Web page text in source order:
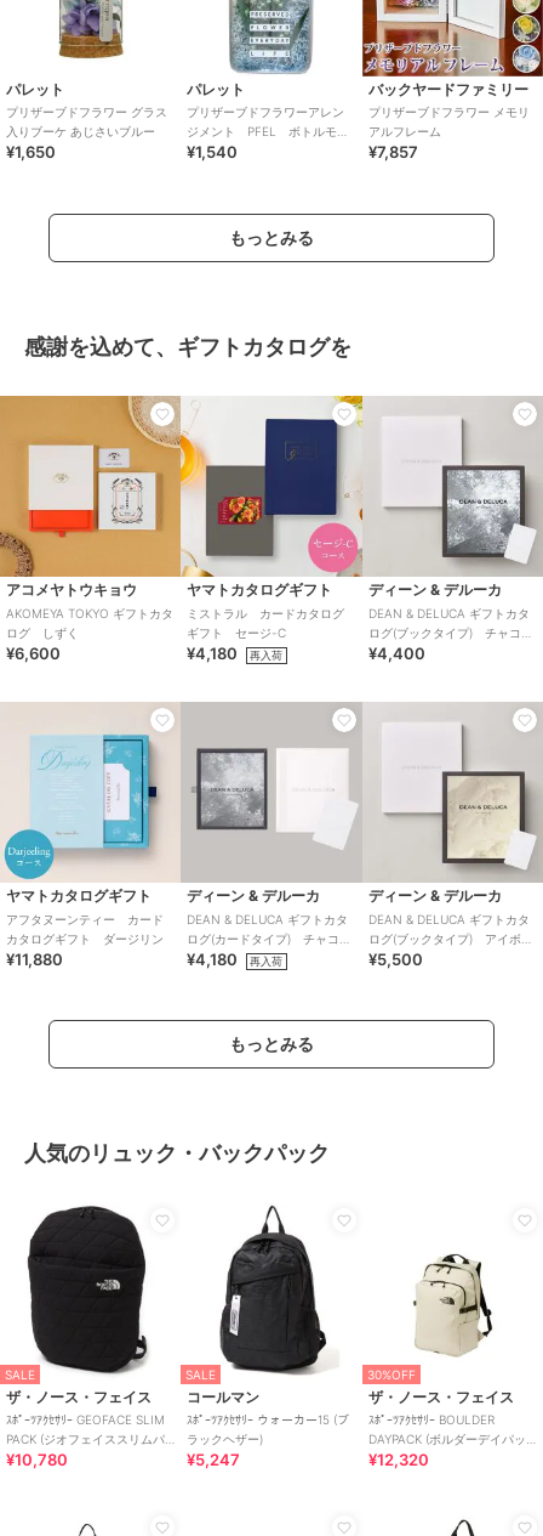
パレット
プリザーブドフラワー グラス
入りブーケ あじさいブルー
¥1,650
パレット
プリザーブドフラワーアレン
ジメント PFEL ボトルモ
ス アイスランドパウダーブ
¥1,540
バックヤードファミリー
プリザーブドフラワー メモリ
アルフレーム
¥7,857
もっとみる
感謝を込めて、ギフトカタログを
アコメヤトウキョウ
AKOMEYA TOKYO ギフトカタ
ログ しずく
¥6,600
ヤマトカタログギフト
ミストラル カードカタログ
ギフト セージ-C
¥4,180 再入荷
ディーン & デルーカ
DEAN & DELUCA ギフトカタ
ログ(ブックタイプ) チャコー
ル-BC
¥4,400
ヤマトカタログギフト
アフタヌーンティー カード
カタログギフト ダージリン
¥11,880
ディーン & デルーカ
DEAN & DELUCA ギフトカタ
ログ(カードタイプ) チャコー
ル-C
¥4,180 再入荷
ディーン & デルーカ
DEAN & DELUCA ギフトカタ
ログ(ブックタイプ) アイボリ
ー-BC
¥5,500
もっとみる
人気のリュック・バックパック
SALE
ザ・ノース・フェイス
ｽﾎﾟｰﾂｱｸｾｻﾘｰ GEOFACE SLIM
PACK (ジオフェイススリムパ
ック)
¥10,780
SALE
コールマン
ｽﾎﾟｰﾂｱｸｾｻﾘｰ ウォーカー15 (ブ
ラックヘザー)
¥5,247
30%OFF
ザ・ノース・フェイス
ｽﾎﾟｰﾂｱｸｾｻﾘｰ BOULDER
DAYPACK (ボルダーデイパッ
ク)
¥12,320